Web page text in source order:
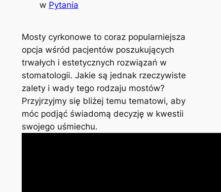
w Pytania
Mosty cyrkonowe to coraz popularniejsza
opcja wśród pacjentów poszukujących
trwałych i estetycznych rozwiązań w
stomatologii. Jakie są jednak rzeczywiste
zalety i wady tego rodzaju mostów?
Przyjrzyjmy się bliżej temu tematowi, aby
móc podjąć świadomą decyzję w kwestii
swojego uśmiechu.